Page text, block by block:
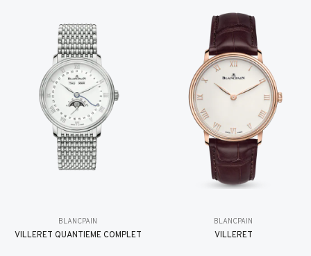
BLANCPAIN
VILLERET QUANTIÈME COMPLET
BLANCPAIN
VILLERET